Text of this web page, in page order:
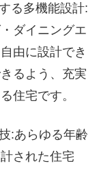
る多機能設計:
ダイニングエ
由に設計でき
るよう、充実
住宅です。
:あらゆる年齢
された住宅